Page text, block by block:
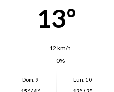
13º
12 km/h
0%
Dom. 9
15º / 4º
Lun. 10
12º / 2º